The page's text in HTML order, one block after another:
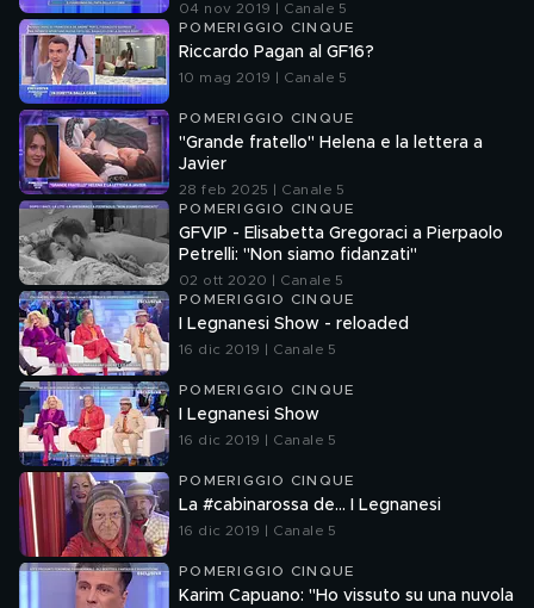
04 nov 2019 | Canale 5
POMERIGGIO CINQUE
Riccardo Pagan al GF16?
10 mag 2019 | Canale 5
POMERIGGIO CINQUE
"Grande fratello" Helena e la lettera a
Javier
28 feb 2025 | Canale 5
POMERIGGIO CINQUE
GFVIP - Elisabetta Gregoraci a Pierpaolo
Petrelli: ''Non siamo fidanzati''
02 ott 2020 | Canale 5
POMERIGGIO CINQUE
I Legnanesi Show - reloaded
16 dic 2019 | Canale 5
POMERIGGIO CINQUE
I Legnanesi Show
16 dic 2019 | Canale 5
POMERIGGIO CINQUE
La #cabinarossa de… I Legnanesi
16 dic 2019 | Canale 5
POMERIGGIO CINQUE
Karim Capuano: "Ho vissuto su una nuvola